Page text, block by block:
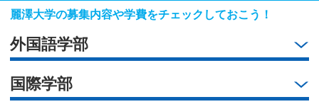
麗澤大学の募集内容や学費をチェックしておこう！
外国語学部
国際学部